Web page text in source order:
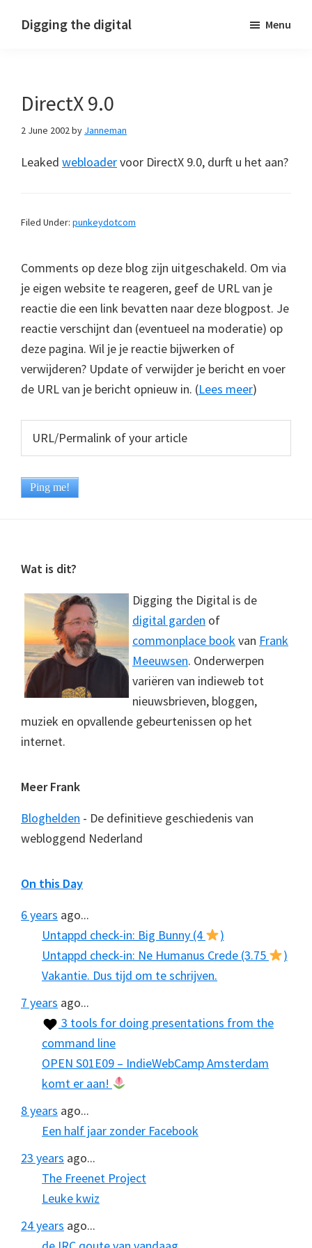
Digging the digital Menu
DirectX 9.0
2 June 2002by Janneman
Leaked webloadervoor DirectX 9.0, durft u het aan?
Filed Under: punkeydotcom
Comments op deze blog zijn uitgeschakeld. Om via
je eigen website te reageren, geef de URL van je
reactie die een link bevatten naar deze blogpost. Je
reactie verschijnt dan (eventueel na moderatie) op
deze pagina. Wil je je reactie bijwerken of
verwijderen? Update of verwijder je bericht en voer
de URL van je bericht opnieuw in. (Lees meer)
Footer
Wat is dit?
Digging the Digital is de
digital garden of
commonplace bookvan Frank
Meeuwsen. Onderwerpen
variëren van indieweb tot
nieuwsbrieven, bloggen,
muziek en opvallende gebeurtenissen op het
internet.
Meer Frank
Bloghelden - De definitieve geschiedenis van
webloggend Nederland
On this Day
6 years ago...
Untappd check-in: Big Bunny (4
)
Untappd check-in: Ne Humanus Crede (3.75
)
Vakantie. Dus tijd om te schrijven.
7 years ago...
3 tools for doing presentations from the
command line
OPEN S01E09 – IndieWebCamp Amsterdam
komt er aan!
8 years ago...
Een half jaar zonder Facebook
23 years ago...
The Freenet Project
Leuke kwiz
24 years ago...